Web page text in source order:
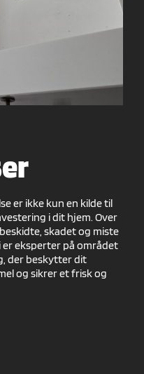
er ikke kun en kilde til
i dit hjem. Over
skadet og miste
eksperter på området
der beskytter dit
og sikrer et frisk og